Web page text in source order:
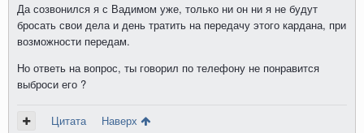
Да созвонился я с Вадимом уже, только ни он ни я не будут
бросать свои дела и день тратить на передачу этого кардана, при
возможности передам.
Но ответь на вопрос, ты говорил по телефону не понравится
выброси его ?
Цитата Наверх